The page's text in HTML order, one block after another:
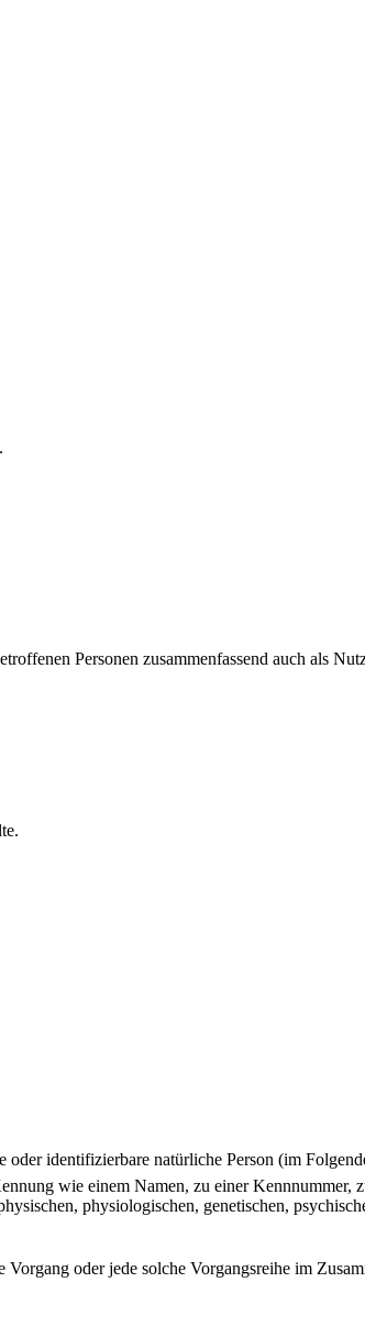
Personen zusammenfassend auch als
identifizierbare natürliche Person (im
wie einem Namen, zu einer
physiologischen, genetischen,
Vorgang oder jede solche Vorgangsreihe im